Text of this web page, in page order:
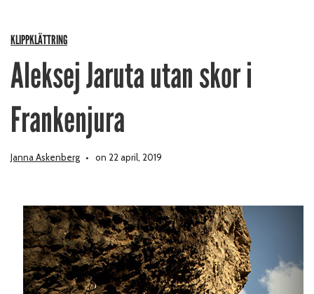
KLIPPKLÄTTRING
Aleksej Jaruta utan skor i
Frankenjura
Janna Askenberg on 22 april, 2019